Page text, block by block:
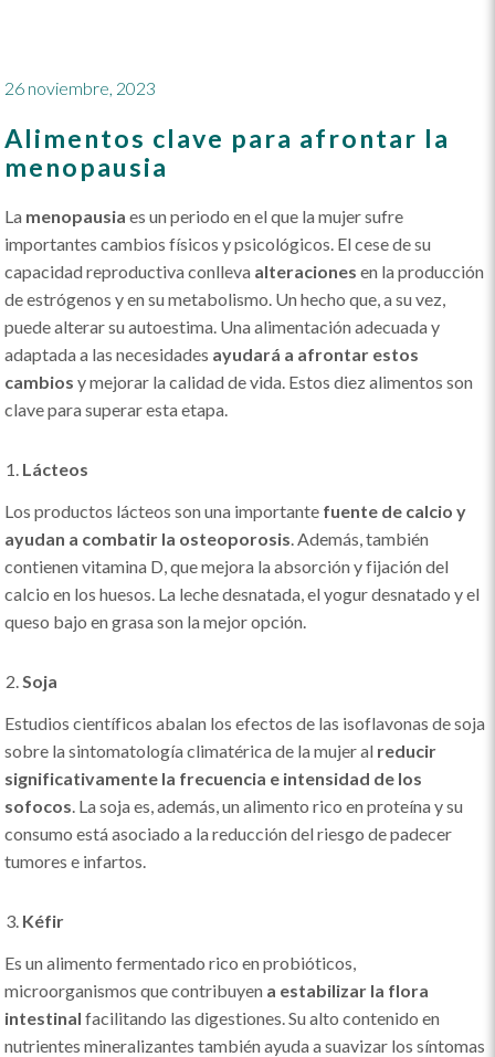
26 noviembre, 2023
Alimentos clave para afrontar la
menopausia
La menopausia es un periodo en el que la mujer sufre
importantes cambios físicos y psicológicos. El cese de su
capacidad reproductiva conlleva alteraciones en la producción
de estrógenos y en su metabolismo. Un hecho que, a su vez,
puede alterar su autoestima. Una alimentación adecuada y
adaptada a las necesidades ayudará a afrontar estos
cambios y mejorar la calidad de vida. Estos diez alimentos son
clave para superar esta etapa.
Lácteos
Los productos lácteos son una importante fuente de calcio y
ayudan a combatir la osteoporosis. Además, también
contienen vitamina D, que mejora la absorción y fijación del
calcio en los huesos. La leche desnatada, el yogur desnatado y el
queso bajo en grasa son la mejor opción.
Soja
Estudios científicos abalan los efectos de las isoflavonas de soja
sobre la sintomatología climatérica de la mujer al reducir
significativamente la frecuencia e intensidad de los
sofocos. La soja es, además, un alimento rico en proteína y su
consumo está asociado a la reducción del riesgo de padecer
tumores e infartos.
Kéfir
Es un alimento fermentado rico en probióticos,
microorganismos que contribuyen a estabilizar la flora
intestinal facilitando las digestiones. Su alto contenido en
nutrientes mineralizantes también ayuda a suavizar los síntomas